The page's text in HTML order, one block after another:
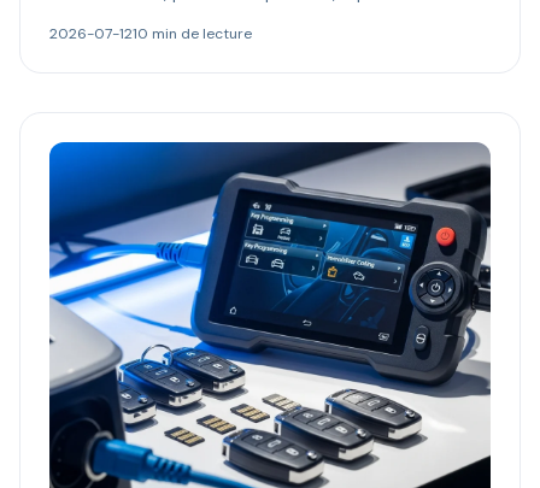
codage antidémarrage.
2026-07-1210 min de lecture